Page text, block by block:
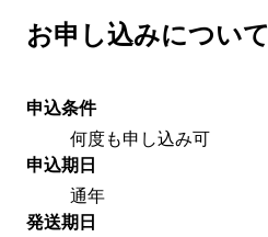
お申し込みについて
申込条件
何度も申し込み可
申込期日
通年
発送期日